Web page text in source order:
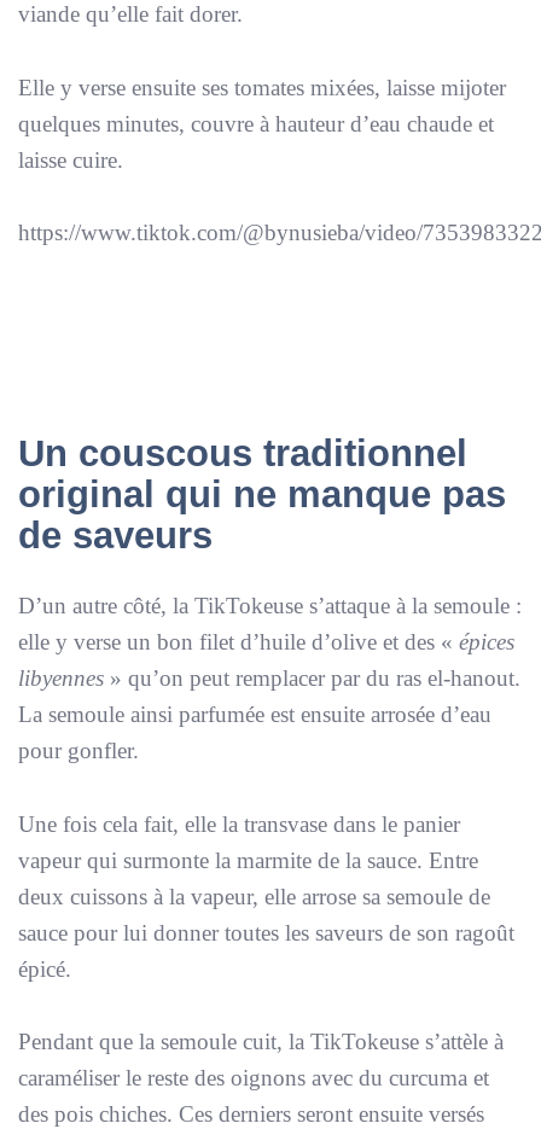
viande qu’elle fait dorer.
Elle y verse ensuite ses tomates mixées, laisse mijoter
quelques minutes, couvre à hauteur d’eau chaude et
laisse cuire.
https://www.tiktok.com/@bynusieba/video/
Un couscous traditionnel
original qui ne manque pas
de saveurs
D’un autre côté, la TikTokeuse s’attaque à la semoule :
elle y verse un bon filet d’huile d’olive et des « épices
libyennes » qu’on peut remplacer par du ras el-hanout.
La semoule ainsi parfumée est ensuite arrosée d’eau
pour gonfler.
Une fois cela fait, elle la transvase dans le panier
vapeur qui surmonte la marmite de la sauce. Entre
deux cuissons à la vapeur, elle arrose sa semoule de
sauce pour lui donner toutes les saveurs de son ragoût
épicé.
Pendant que la semoule cuit, la TikTokeuse s’attèle à
caraméliser le reste des oignons avec du curcuma et
des pois chiches. Ces derniers seront ensuite versés